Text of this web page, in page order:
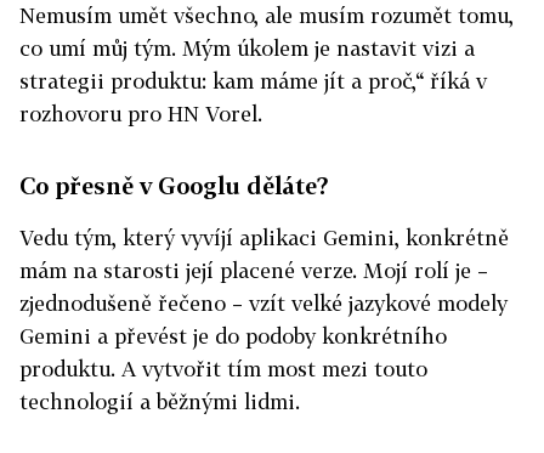
Nemusím umět všechno, ale musím rozumět tomu,
co umí můj tým. Mým úkolem je nastavit vizi a
strategii produktu: kam máme jít a proč,“ říká v
rozhovoru pro HN Vorel.
Co přesně v Googlu děláte?
Vedu tým, který vyvíjí aplikaci Gemini, konkrétně
mám na starosti její placené verze. Mojí rolí je –
zjednodušeně řečeno – vzít velké jazykové modely
Gemini a převést je do podoby konkrétního
produktu. A vytvořit tím most mezi touto
technologií a běžnými lidmi.